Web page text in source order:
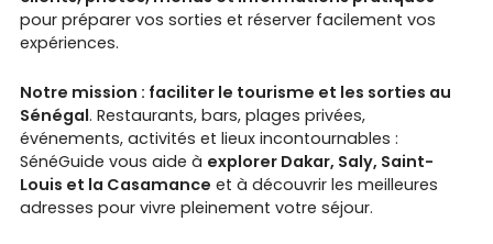
pour préparer vos sorties et réserver facilement vos
expériences.
Notre mission : faciliter le tourisme et les sorties au
Sénégal. Restaurants, bars, plages privées,
événements, activités et lieux incontournables :
SénéGuide vous aide à explorer Dakar, Saly, Saint-
Louis et la Casamance et à découvrir les meilleures
adresses pour vivre pleinement votre séjour.